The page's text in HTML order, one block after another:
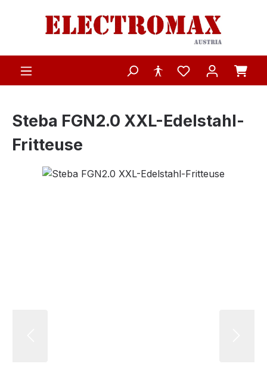
Zum Hauptinhalt springen
Steba FGN2.0 XXL-Edelstahl-
Fritteuse
Bildergalerie überspringen